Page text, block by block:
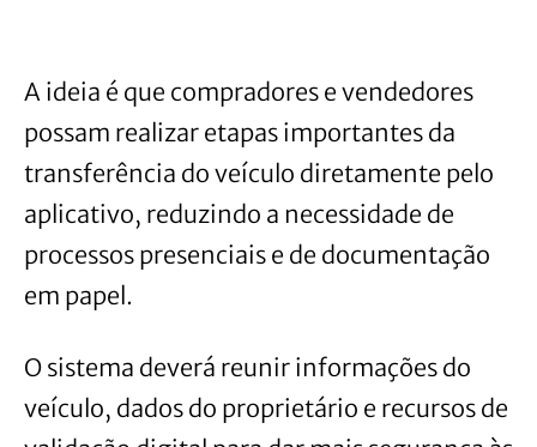
A ideia é que compradores e vendedores
possam realizar etapas importantes da
transferência do veículo diretamente pelo
aplicativo, reduzindo a necessidade de
processos presenciais e de documentação
em papel.
O sistema deverá reunir informações do
veículo, dados do proprietário e recursos de